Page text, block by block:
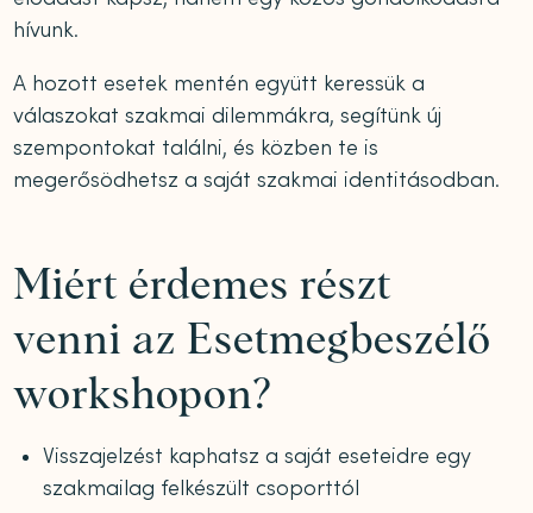
hívunk.
A hozott esetek mentén együtt keressük a
válaszokat szakmai dilemmákra, segítünk új
szempontokat találni, és közben te is
megerősödhetsz a saját szakmai identitásodban.
Miért érdemes részt
venni az Esetmegbeszélő
workshopon?
Visszajelzést kaphatsz a saját eseteidre egy
szakmailag felkészült csoporttól